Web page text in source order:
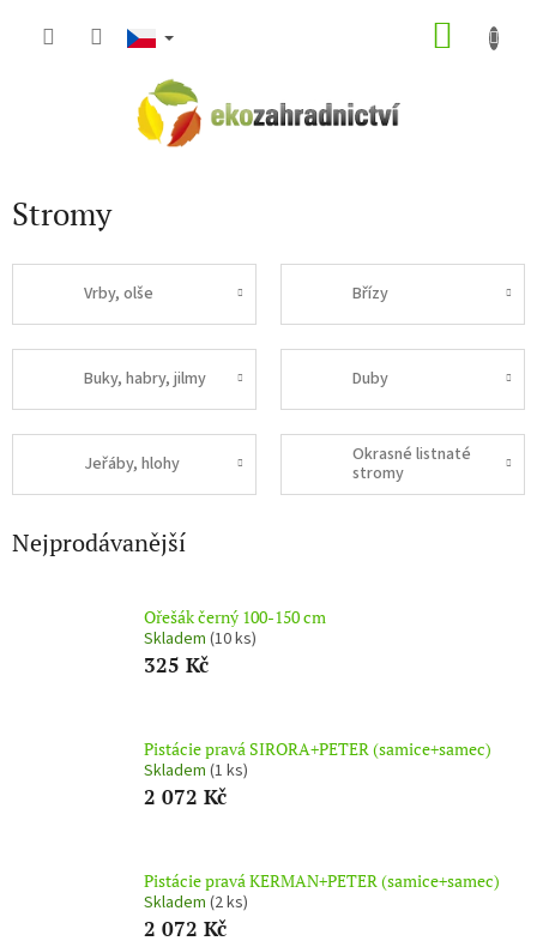
Stromy
Vrby, olše Břízy
Buky, habry, jilmy Duby
Jeřáby, hlohy
Okrasné listnaté
stromy
Nejprodávanější
Ořešák černý 100-150 cm
Skladem (10 ks)
325 Kč
Pistácie pravá SIRORA+PETER (samice+samec)
Skladem (1 ks)
2 072 Kč
Pistácie pravá KERMAN+PETER (samice+samec)
Skladem (2 ks)
2 072 Kč